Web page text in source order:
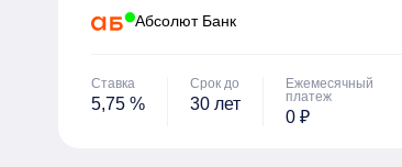
Абсолют Банк
Ставка
5,75 %
Срок до
30 лет
Ежемесячный
платеж
0 ₽